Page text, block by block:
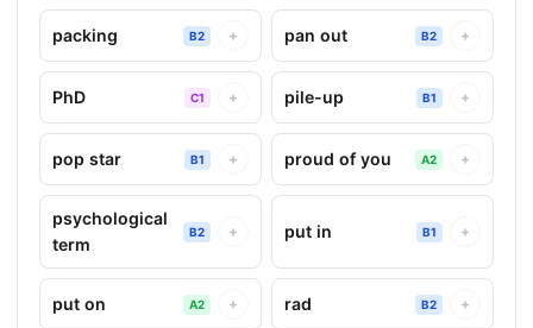
packing B2 + pan out B2 +
PhD C1 + pile-up B1 +
pop star B1 + proud of you A2 +
psychological
term
B2 + put in B1 +
put on A2 + rad B2 +